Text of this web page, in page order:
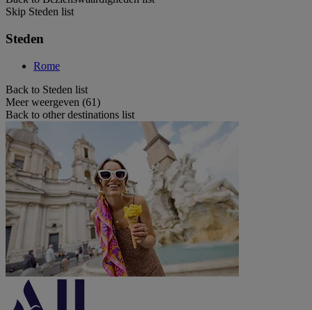
Skip Steden list
Steden
Rome
Back to Steden list
Meer weergeven (61)
Back to other destinations list